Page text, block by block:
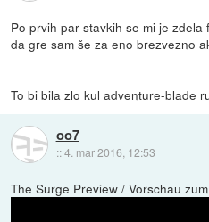
Po prvih par stavkih se mi je
da gre sam še za eno brezvezno
To bi bila zlo kul adventure-blade
oo7
::4. mar 2016, 12:53
The Surge Preview / Vorschau